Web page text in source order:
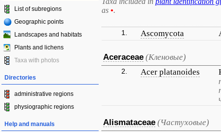
List of subregions
Geographic points
Landscapes and habitats
Plants and lichens
Taxa with photos
Directories
administrative regions
physiographic regions
Help and manuals
as •.
1. Ascomycota
Aceraceae (Кленовые)
2. Acer platanoides
Alismataceae (Частуховые)